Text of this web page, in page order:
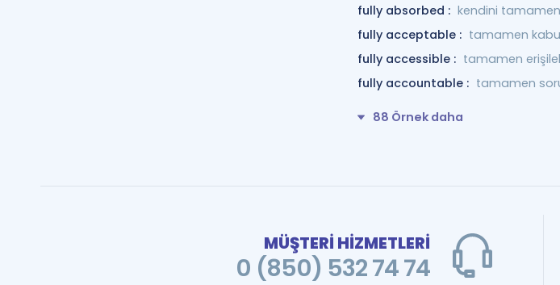
fully absorbed : kendini tamamen
fully acceptable : tamamen
fully accessible : tamamen
fully accountable : tamamen
88 Örnek daha
MÜŞTERİ HİZMETLERİ
0 (850) 532 74 74